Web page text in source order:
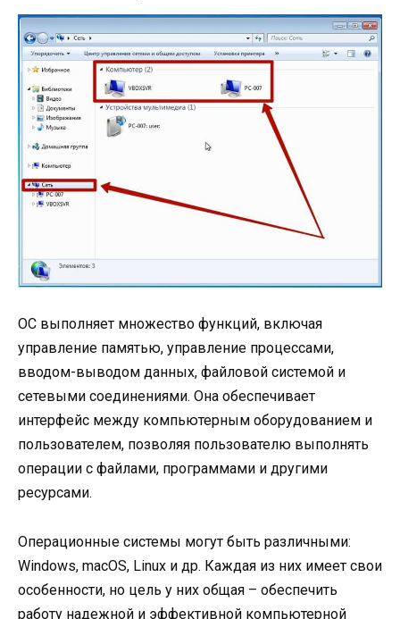
ОС выполняет множество функций, включая
управление памятью, управление процессами,
вводом-выводом данных, файловой системой и
сетевыми соединениями. Она обеспечивает
интерфейс между компьютерным оборудованием и
пользователем, позволяя пользователю выполнять
операции с файлами, программами и другими
ресурсами.
Операционные системы могут быть различными:
Windows, macOS, Linux и др. Каждая из них имеет свои
особенности, но цель у них общая – обеспечить
работу надежной и эффективной компьютерной